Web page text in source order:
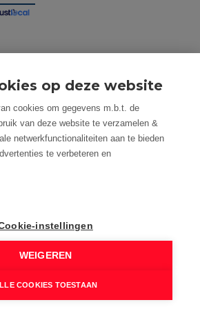
bv - BTW: BE0634994563 -
Zetel: Heuleplaats 16, 8501
Heule (Kortrijk)
autoriteit: Beroepsinstituut van
Luxemburgstraat 16 B te 1000
730.390.160 AXA Belgium
aan de deontologische code
www.biv.be/plichtenleer
Privacy policy|Cookie policy
op deze website
cookies om gegevens m.b.t. de
van deze website te verzamelen &
netwerkfunctionaliteiten aan te bieden
te verbeteren en
instellingen
WEIGEREN
COOKIES TOESTAAN